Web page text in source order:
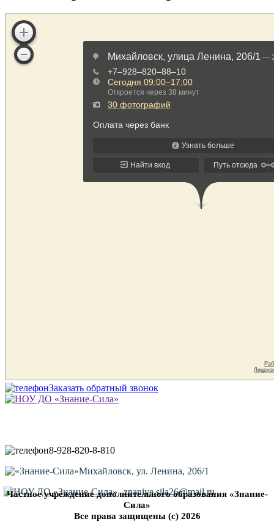
Заказать обратный звонок
8-928-820-8-810
Михайловск, ул. Ленина, 206/1
znaniye.sila26@mail.ru
Частное учреждение дополнительного образования «Знание-
Сила»
Все права защищены (с) 2026